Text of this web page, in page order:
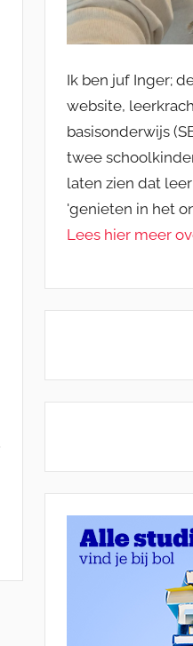
Ik ben juf Inger;
website,
basisonderwijs
twee
laten zien dat
'genieten in het
Lees hier meer